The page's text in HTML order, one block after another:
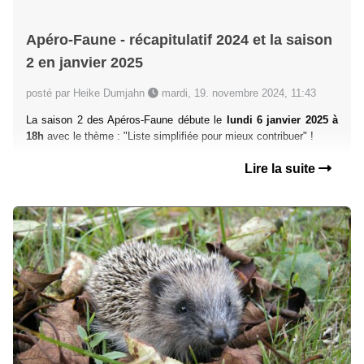
Apéro-Faune - récapitulatif 2024 et la saison
2 en janvier 2025
posté par Heike Dumjahn mardi, 19. novembre 2024, 11:43
La saison 2 des Apéros-Faune débute le
lundi 6 janvier 2025 à
18h avec le thème : "Liste simplifiée pour mieux contribuer" !
Lire la suite